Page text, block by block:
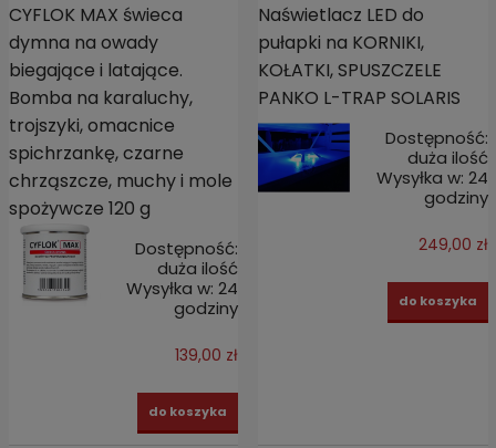
CYFLOK MAX świeca
dymna na owady
biegające i latające.
Bomba na karaluchy,
trojszyki, omacnice
spichrzankę, czarne
chrząszcze, muchy i mole
spożywcze 120 g
Dostępność:
duża ilość
Wysyłka w: 24
godziny
139,00 zł
do koszyka
Naświetlacz LED do
pułapki na KORNIKI,
KOŁATKI, SPUSZCZELE
PANKO L-TRAP SOLARIS
Dostępność:
duża ilość
Wysyłka w: 24
godziny
249,00 zł
do koszyka